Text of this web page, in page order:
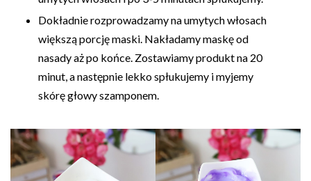
Dokładnie rozprowadzamy na umytych włosach
większą porcję maski. Nakładamy maskę od
nasady aż po końce. Zostawiamy produkt na 20
minut, a następnie lekko spłukujemy i myjemy
skórę głowy szamponem.